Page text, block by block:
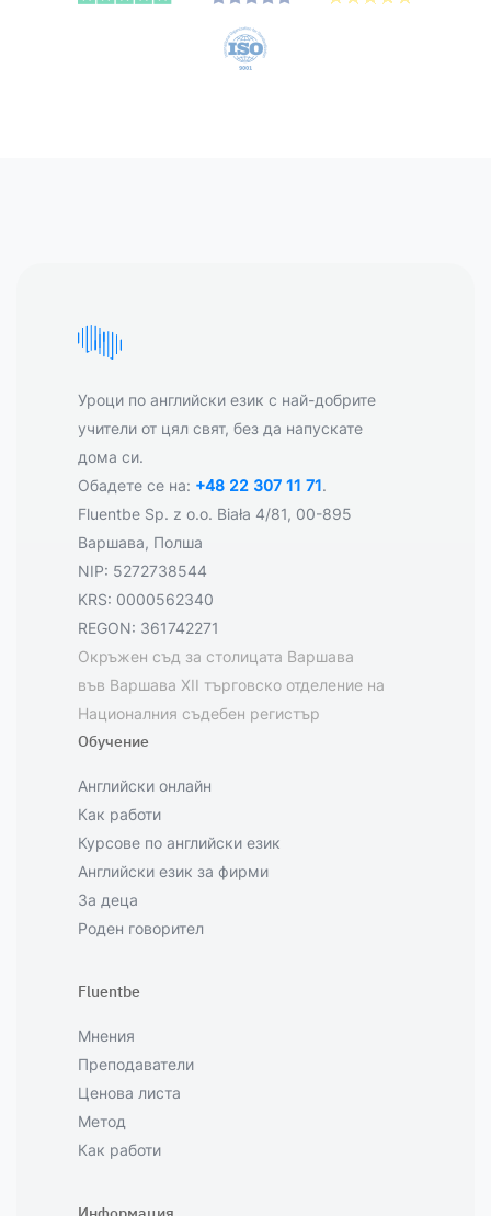
Уроци по английски език с най-добрите
учители от цял свят, без да напускате
дома си.
Обадете се на: +48 22 307 11 71.
Fluentbe Sp. z o.o. Biała 4/81, 00-895
Варшава, Полша
NIP: 5272738544
KRS: 0000562340
REGON: 361742271
Окръжен съд за столицата Варшава
във Варшава XII търговско отделение на
Националния съдебен регистър
Обучение
Английски онлайн
Как работи
Курсове по английски език
Английски език за фирми
За деца
Роден говорител
Fluentbe
Мнения
Преподаватели
Ценова листа
Метод
Как работи